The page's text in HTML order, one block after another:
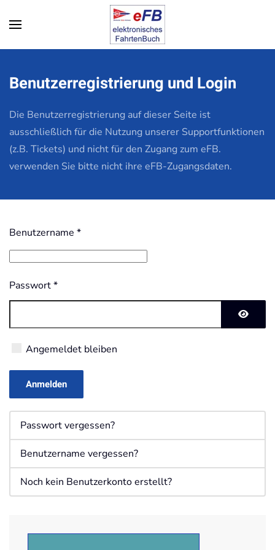
Zum Hauptinhalt springen
Benutzerregistrierung und Login
Die Benutzerregistrierung auf dieser Seite ist
ausschließlich für die Nutzung unserer Supportfunktionen
(z.B. Tickets) und nicht für den Zugang zum eFB.
verwenden Sie bitte nicht ihre eFB-Zugangsdaten.
Benutzername *
Passwort*
Angemeldet bleiben
Anmelden
Passwort vergessen?
Benutzername vergessen?
Noch kein Benutzerkonto erstellt?